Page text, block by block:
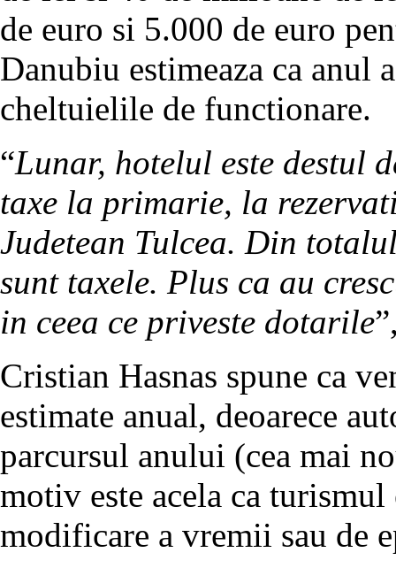
de euro si 5.000 de euro
Danubiu estimeaza ca anul
cheltuielile de functionare.
“Lunar, hotelul este destul
taxe la primarie, la
Judetean Tulcea. Din
sunt taxele. Plus ca au
in ceea ce priveste dotarile
Cristian Hasnas spune ca
estimate anual, deoarece
parcursul anului (cea mai
motiv este acela ca
modificare a vremii sau de